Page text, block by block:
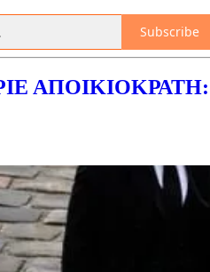
Subscribe
ΑΠΟΙΚΙΟΚΡΑΤΗ: Η